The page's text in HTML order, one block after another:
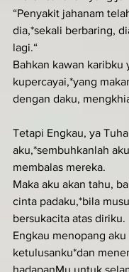
“Penyakit jahanam
dia,*sekali berbaring,
lagi.“
Bahkan kawan karibku
kupercayai,*yang
dengan daku,
Tetapi Engkau, ya
aku,*sembuhkanlah
membalas mereka.
Maka aku akan tahu,
cinta padaku,*bila
bersukacita atas diriku.
Engkau menopang aku
ketulusanku*dan
hadapanMu untuk